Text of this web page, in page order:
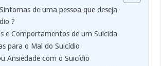
de uma pessoa que deseja
?
e Comportamentos de um Suicida
para o Mal do Suicídio
Ansiedade com o Suicídio